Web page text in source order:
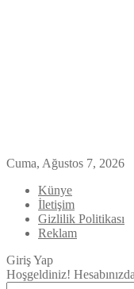
Cuma, Ağustos 7, 2026
Künye
İletişim
Gizlilik Politikası
Reklam
Giriş Yap
Hoşgeldiniz!